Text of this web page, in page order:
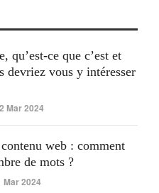
qu’est-ce que c’est et
devriez vous y intéresser
Mar 2024
web : comment
de mots ?
Mar 2024